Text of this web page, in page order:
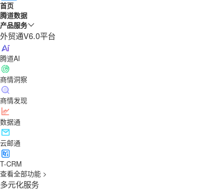
首页
腾道数据
产品服务
外贸通V6.0平台
腾道AI
商情洞察
商情发现
数据通
云邮通
T-CRM
查看全部功能 >
多元化服务